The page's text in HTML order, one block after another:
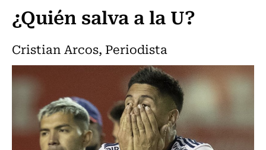
¿Quién salva a la U?
Cristian Arcos, Periodista